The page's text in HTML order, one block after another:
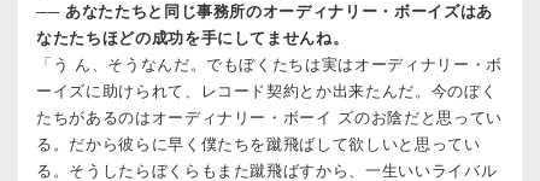
── あなたたちと同じ事務所のオーディナリー・ボーイズはあ
なたたちほどの成功を手にしてませんね。
「う ん、そうなんだ。でもぼくたちは実はオーディナリー・ボ
ーイズに助けられて、レコード契約とか出来たんだ。今のぼく
たちがあるのはオーディナリー・ボーイ ズのお陰だと思ってい
る。だから彼らに早く僕たちを蹴飛ばして欲しいと思ってい
る。そうしたらぼくらもまた蹴飛ばすから、一生いいライバル